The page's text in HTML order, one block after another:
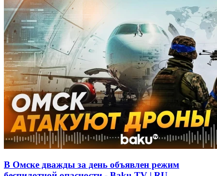
В Омске дважды за день объявлен режим